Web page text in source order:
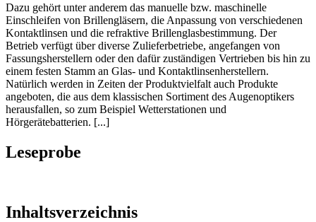
Dazu gehört unter anderem das manuelle bzw. maschinelle
Einschleifen von Brillengläsern, die Anpassung von verschiedenen
Kontaktlinsen und die refraktive Brillenglasbestimmung. Der
Betrieb verfügt über diverse Zulieferbetriebe, angefangen von
Fassungsherstellern oder den dafür zuständigen Vertrieben bis hin zu
einem festen Stamm an Glas- und Kontaktlinsenherstellern.
Natürlich werden in Zeiten der Produktvielfalt auch Produkte
angeboten, die aus dem klassischen Sortiment des Augenoptikers
herausfallen, so zum Beispiel Wetterstationen und
Hörgerätebatterien. [...]
Leseprobe
Inhaltsverzeichnis